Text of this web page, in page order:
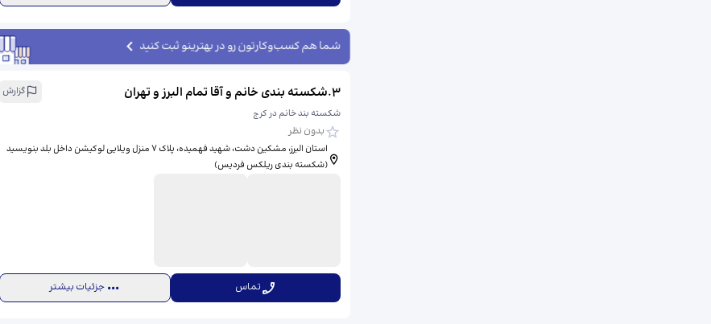
شما هم کسب‌وکارتون رو در بهترینو ثبت کنید
3
.شکسته بندی خانم و آقا تمام البرز و تهران
گزارش
شکسته بند خانم در کرج
بدون نظر
استان البرز، مشکین دشت، شهید فهمیده، ​پلاک 7 منزل ویلایی لوکیشن داخل بلد بنویسید
(شکسته بندی ریلکس فردیس)
تماس جزئیات بیشتر